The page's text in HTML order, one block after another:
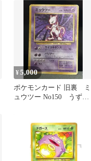
¥5,000
ポケモンカード 旧裏 ミ
ュウツー No150 うずま